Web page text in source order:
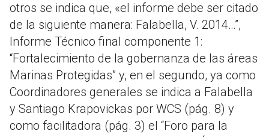
otros se indica que, «el informe debe ser citado
de la siguiente manera: Falabella, V. 2014…”,
Informe Técnico final componente 1:
“Fortalecimiento de la gobernanza de las áreas
Marinas Protegidas” y, en el segundo, ya como
Coordinadores generales se indica a Falabella
y Santiago Krapovickas por WCS (pág. 8) y
como facilitadora (pág. 3) el “Foro para la